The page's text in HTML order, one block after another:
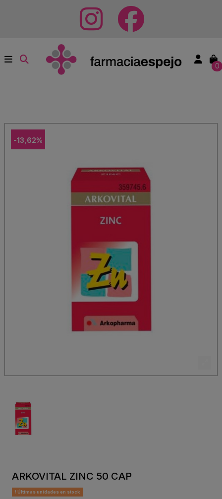
0
-13,62%
ARKOVITAL ZINC 50 CAP
Últimas unidades en stock